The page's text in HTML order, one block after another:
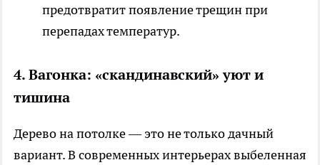
предотвратит появление трещин при
перепадах температур.
4. Вагонка: «скандинавский» уют и
тишина
Дерево на потолке — это не только дачный
вариант. В современных интерьерах выбеленная